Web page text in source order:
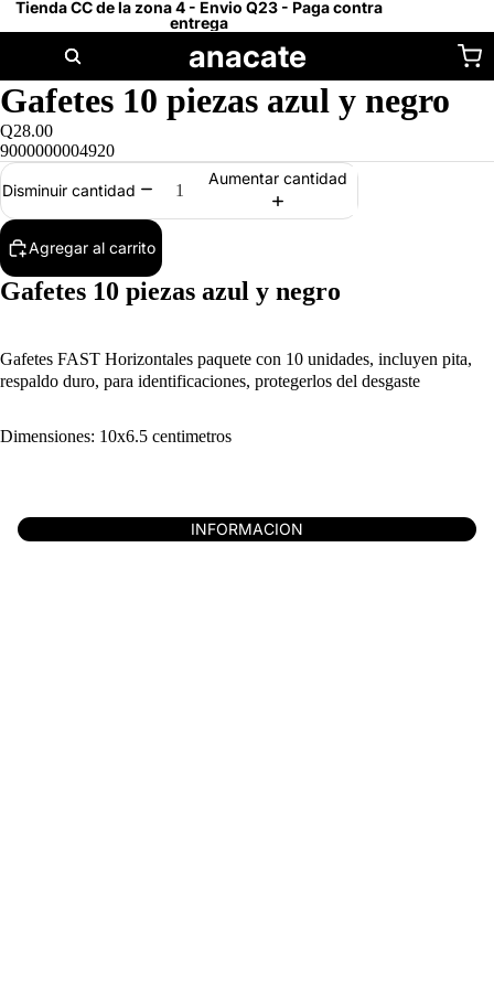
Tienda CC de la zona 4 - Envio Q23 - Paga contra
entrega
anacate
Gafetes 10 piezas azul y negro
Q28.00
9000000004920
Disminuir cantidad
Aumentar cantidad
Agregar al carrito
Gafetes 10 piezas azul y negro
Gafetes FAST Horizontales paquete con 10 unidades, incluyen pita,
respaldo duro, para identificaciones, protegerlos del desgaste
Dimensiones: 10x6.5 centimetros
INFORMACION